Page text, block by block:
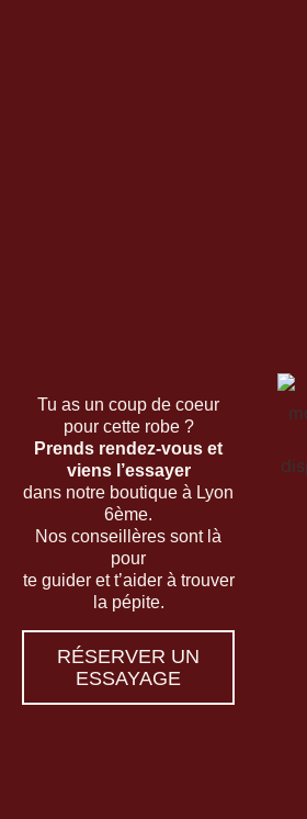
Tu as un coup de coeur
pour cette robe ?
Prends rendez-vous et
viens l’essayer
dans notre boutique à Lyon
6ème.
Nos conseillères sont là
pour
te guider et t’aider à trouver
la pépite.
RÉSERVER UN
ESSAYAGE